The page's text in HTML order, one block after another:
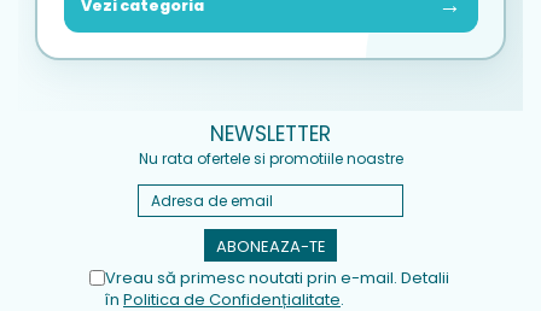
Vezi categoria
NEWSLETTER
Nu rata ofertele si promotiile noastre
Vreau să primesc noutati prin e-mail. Detalii
în Politica de Confidențialitate.